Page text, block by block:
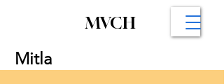
MVCH
Mitla